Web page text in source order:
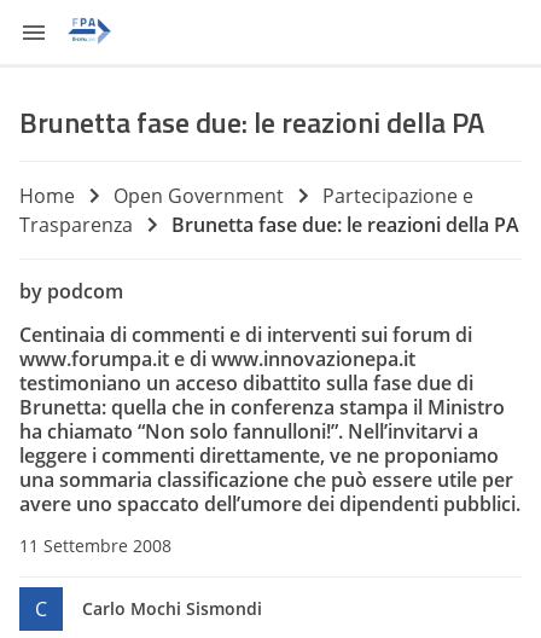
Brunetta fase due: le reazioni della PA
Home Open Government
Partecipazione e
Trasparenza
Brunetta fase due: le reazioni della PA
by podcom
Centinaia di commenti e di interventi sui forum di
www.forumpa.ite di www.innovazionepa.it
testimoniano un acceso dibattito sulla fase due di
Brunetta: quella che in conferenza stampa il Ministro
ha chiamato “Non solo fannulloni!”. Nell’invitarvi a
leggere i commenti direttamente, ve ne proponiamo
una sommaria classificazione che può essere utile per
avere uno spaccato dell’umore dei dipendenti pubblici.
11 Settembre 2008
C Carlo Mochi Sismondi